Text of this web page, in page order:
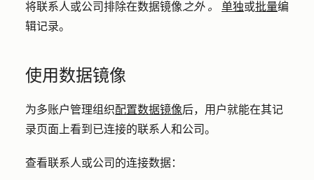
将联系人或公司排除在数据镜像之外 。 单独或批量编
辑记录。
使用数据镜像
为多账户管理组织配置数据镜像后，用户就能在其记
录页面上看到已连接的联系人和公司。
查看联系人或公司的连接数据：